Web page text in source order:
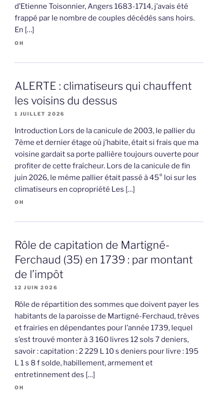
d’Etienne Toisonnier, Angers 1683-1714, j’avais été
frappé par le nombre de couples décédés sans hoirs.
En […]
OH
ALERTE : climatiseurs qui chauffent
les voisins du dessus
1 JUILLET 2026
Introduction Lors de la canicule de 2003, le pallier du
7ème et dernier étage où j’habite, était si frais que ma
voisine gardait sa porte pallière toujours ouverte pour
profiter de cette fraîcheur. Lors de la canicule de fin
juin 2026, le même pallier était passé à 45° loi sur les
climatiseurs en copropriété Les […]
OH
Rôle de capitation de Martigné-
Ferchaud (35) en 1739 : par montant
de l’impôt
12 JUIN 2026
Rôle de répartition des sommes que doivent payer les
habitants de la paroisse de Martigné-Ferchaud, trèves
et frairies en dépendantes pour l’année 1739, lequel
s’est trouvé monter à 3 160 livres 12 sols 7 deniers,
savoir : capitation : 2 229 L 10 s deniers pour livre : 195
L 1 s 8 f solde, habillement, armement et
entretinnement des […]
OH